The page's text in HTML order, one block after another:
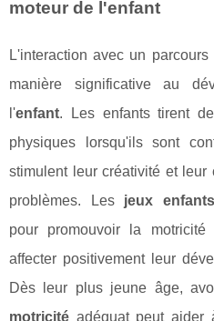
moteur de l'enfant
L'interaction avec un
manière significative au
l'enfant. Les enfants tirent
physiques lorsqu'ils sont
stimulent leur créativité et
problèmes. Les jeux enfants
pour promouvoir la
affecter positivement leur
Dès leur plus jeune âge,
motricité adéquat peut aider